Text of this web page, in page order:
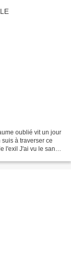
oublié vit un jour
à traverser ce
l'exil J'ai vu le sang